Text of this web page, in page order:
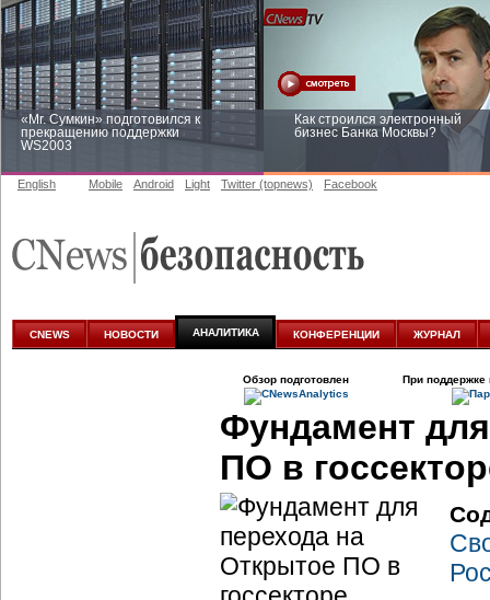
«Mr. Сумкин» подготовился к
прекращению поддержки
WS2003
Как строился электронный
бизнес Банка Москвы?
аналитике
English Mobile Android Light Twitter (topnews) Facebook
CNEWS НОВОСТИ АНАЛИТИКА КОНФЕРЕНЦИИ ЖУРНАЛ
Обзор подготовлен При поддержке
Фундамент
ПО в